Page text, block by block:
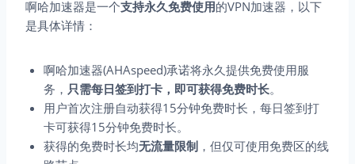
啊哈加速器是一个支持永久免费使用的VPN加速器，以下
是具体详情：
啊哈加速器(AHAspeed)承诺将永久提供免费使用服
务， 只需每日签到打卡，即可获得免费时长。
用户首次注册自动获得15分钟免费时长，每日签到打
卡可获得15分钟免费时长。
获得的免费时长均无流量限制，但仅可使用免费区的线